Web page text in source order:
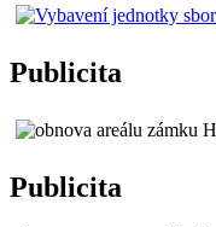
Publicita
Publicita